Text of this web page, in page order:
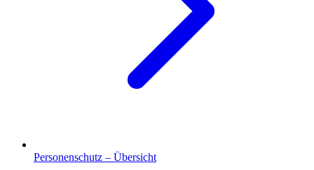
Personenschutz – Übersicht